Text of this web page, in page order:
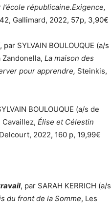
républicaine.Exigence,
Gallimard, 2022, 57p, 3,90€
, par SYLVAIN BOULOUQUE (a/s
La maison des
pour apprendre, Steinkis,
BOULOUQUE (a/s de
Élise et Célestin
2022, 160 p, 19,99€
, par SARAH KERRICH (a/s
du front de la Somme, Les